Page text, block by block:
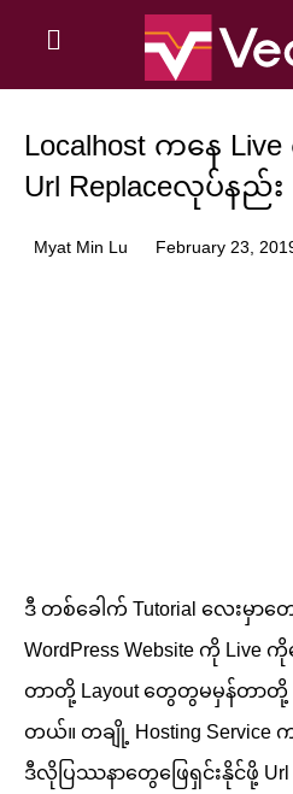
Localhost ကနေ
Url Replaceလုပ်နည်း
Myat Min Lu February 23,
ဒီ တစ်ခေါက် Tutorial လေးမှာတ
WordPress Website ကို Live
တာတို့ Layout တွေတွမမှန်တာတို့
တယ်။ တချို့ Hosting Service
ဒီလိုပြဿနာတွေဖြေရှင်းနိုင်ဖို့ Url